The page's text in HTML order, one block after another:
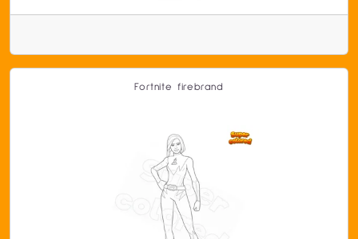
Fortnite firebrand